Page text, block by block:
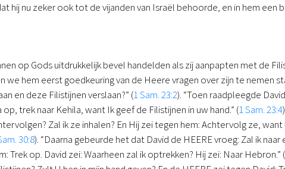
hij nu zeker ook tot de vijanden van Israël behoorde, en in hem een
op Gods uitdrukkelijk bevel handelden als zij aanpapten met de
we hem eerst goedkeuring van de Heere vragen over zijn te nemen
en deze Filistijnen verslaan?” (1 Sam. 23:2). “Toen raadpleegde
trek naar Kehila, want Ik geef de Filistijnen in uw hand.” (1 Sam. 23:4
Zal ik ze inhalen? En Hij zei tegen hem: Achtervolg ze,
30:8). “Daarna gebeurde het dat David de HEERE vroeg: Zal ik
Trek op. David zei: Waarheen zal ik optrekken? Hij zei: Naar Hebron.” (